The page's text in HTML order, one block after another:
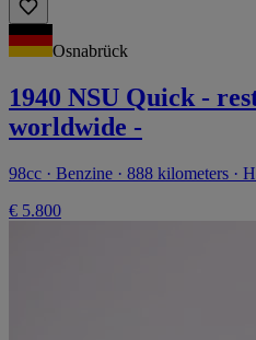
Osnabrück
1940 NSU Quick -
worldwide -
98cc · Benzine · 888 kilometers ·
€ 5.800